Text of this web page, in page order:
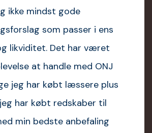
gode
passer i ens
Det har været
med ONJ
læssere plus
redskaber til
anbefaling